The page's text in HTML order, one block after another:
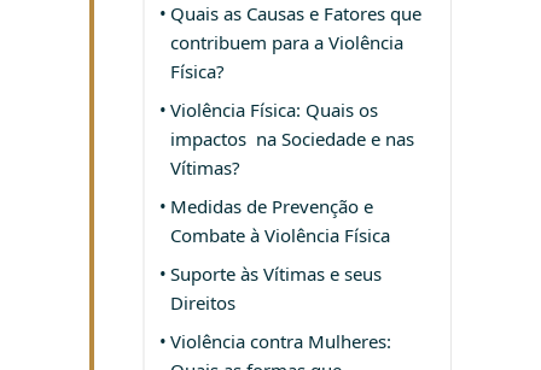
Quais as Causas e Fatores que
contribuem para a Violência
Física?
Violência Física: Quais os
impactos na Sociedade e nas
Vítimas?
Medidas de Prevenção e
Combate à Violência Física
Suporte às Vítimas e seus
Direitos
Violência contra Mulheres: